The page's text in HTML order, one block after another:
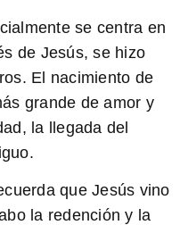
se centra en
de Jesús, se hizo
El nacimiento de
grande de amor y
la llegada del
que Jesús vino
la redención y la